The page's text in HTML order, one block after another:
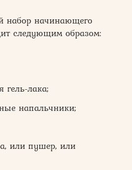
набор начинающего
следующим образом:
гель-лака;
напальчники;
или пушер, или